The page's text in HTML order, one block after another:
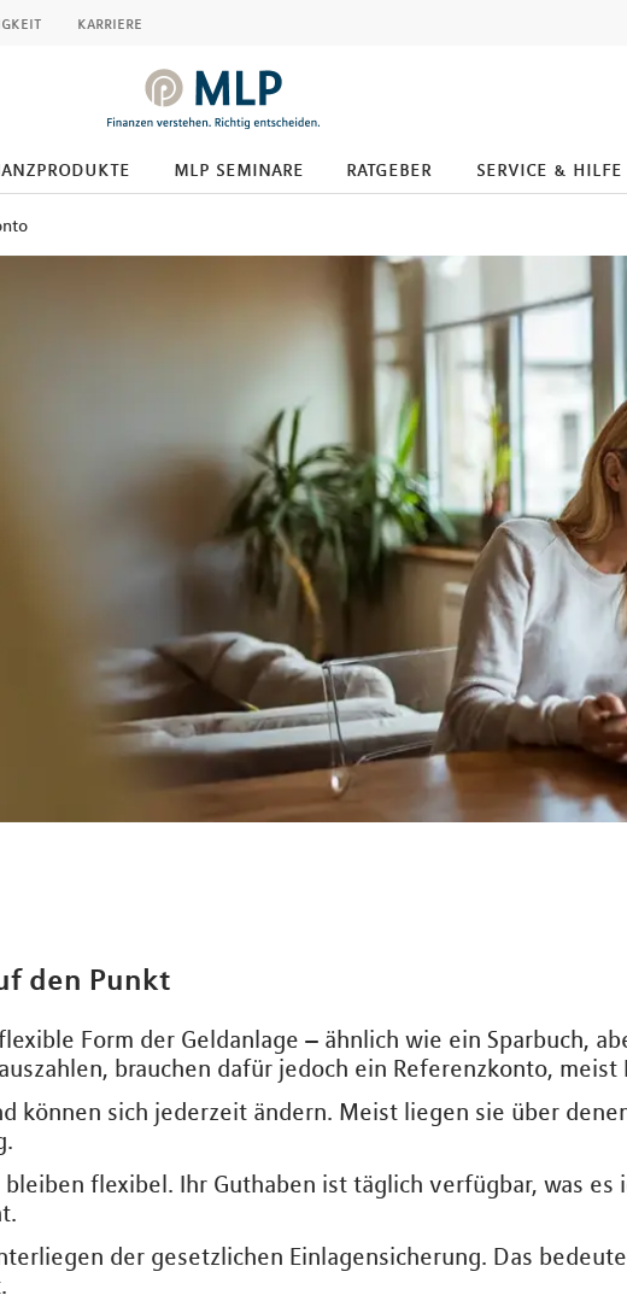
karriere
mlp seminare ratgeber service & hilfe
den Punkt
Form der Geldanlage – ähnlich wie ein Sparbuch,
brauchen dafür jedoch ein Referenzkonto, meist
können sich jederzeit ändern. Meist liegen sie über
flexibel. Ihr Guthaben ist täglich verfügbar, was
der gesetzlichen Einlagensicherung. Das